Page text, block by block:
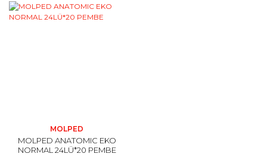
MOLPED
MOLPED ANATOMIC EKO
NORMAL 24LÜ*20 PEMBE